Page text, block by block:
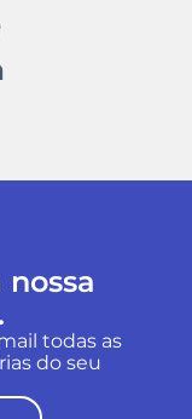
todas as
do seu